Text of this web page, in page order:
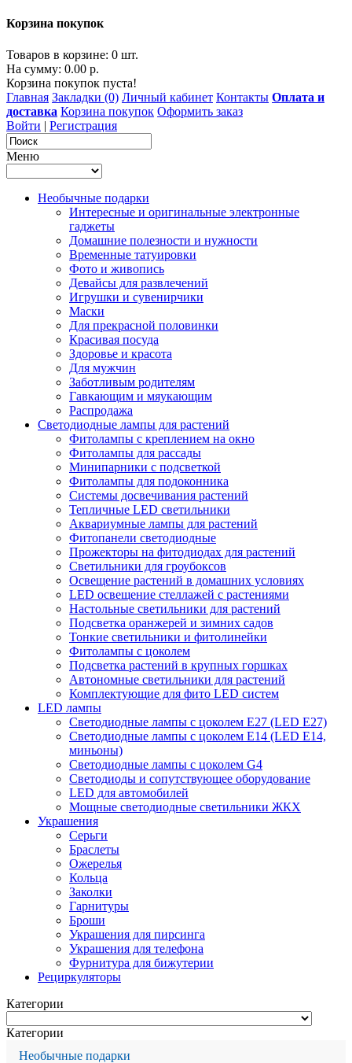
Корзина покупок
Товаров в корзине: 0 шт.
На сумму: 0.00 р.
Корзина покупок пуста!
Главная Закладки (0) Личный кабинет Контакты Оплата и
доставка Корзина покупок Оформить заказ
Войти | Регистрация
Меню
Необычные подарки
Интересные и оригинальные электронные
гаджеты
Домашние полезности и нужности
Временные татуировки
Фото и живопись
Девайсы для развлечений
Игрушки и сувенирчики
Маски
Для прекрасной половинки
Красивая посуда
Здоровье и красота
Для мужчин
Заботливым родителям
Гавкающим и мяукающим
Распродажа
Светодиодные лампы для растений
Фитолампы с креплением на окно
Фитолампы для рассады
Минипарники с подсветкой
Фитолампы для подоконника
Системы досвечивания растений
Тепличные LED светильники
Аквариумные лампы для растений
Фитопанели светодиодные
Прожекторы на фитодиодах для растений
Светильники для гроубоксов
Освещение растений в домашних условиях
LED освещение стеллажей с растениями
Настольные светильники для растений
Подсветка оранжерей и зимних садов
Тонкие светильники и фитолинейки
Фитолампы с цоколем
Подсветка растений в крупных горшках
Автономные светильники для растений
Комплектующие для фито LED систем
LED лампы
Светодиодные лампы с цоколем Е27 (LED E27)
Светодиодные лампы с цоколем Е14 (LED E14,
миньоны)
Светодиодные лампы с цоколем G4
Светодиоды и сопутствующее оборудование
LED для автомобилей
Мощные светодиодные светильники ЖКХ
Украшения
Серьги
Браслеты
Ожерелья
Кольца
Заколки
Гарнитуры
Броши
Украшения для пирсинга
Украшения для телефона
Фурнитура для бижутерии
Рециркуляторы
Категории
Категории
Необычные подарки